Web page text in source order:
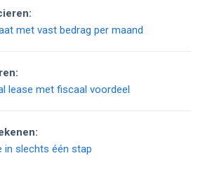
met vast bedrag per maand
lease met fiscaal voordeel
in slechts één stap